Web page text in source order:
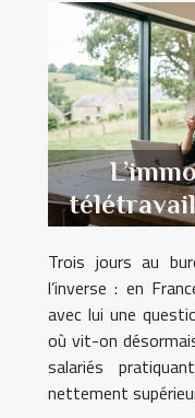
Trois jours au
l’inverse : en
avec lui une
où vit-on
salariés
nettement